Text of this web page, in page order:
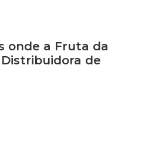
onde a Fruta da
de